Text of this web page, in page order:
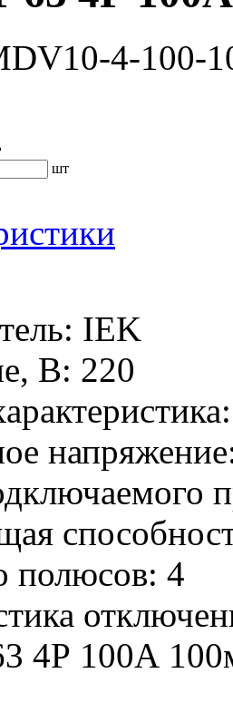
4-100-
шт
IEK
В: 220
полюсов: 4
4Р 100А